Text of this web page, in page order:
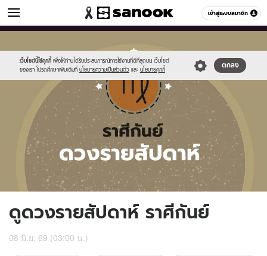
เข้าสู่ระบบสมาชิก
ดูดวง หมวดอื่นๆ
เว็บไซต์นี้ใช้คุกกี้ เพื่อให้ท่านได้รับประสบการณ์การใช้งานที่ดีที่สุดบน เว็บไซต์
ของเรา โปรดศึกษาเพิ่มเติมที่ นโยบายความเป็นส่วนตัว และ นโยบายคุกกี้
ตกลง
new-
sanook.png
horoscope-
virgo_zodiac.jpg
ดูดวงรายสัปดาห์ ราศีกันย์
08 มิ.ย. 69 (03:00 น.)